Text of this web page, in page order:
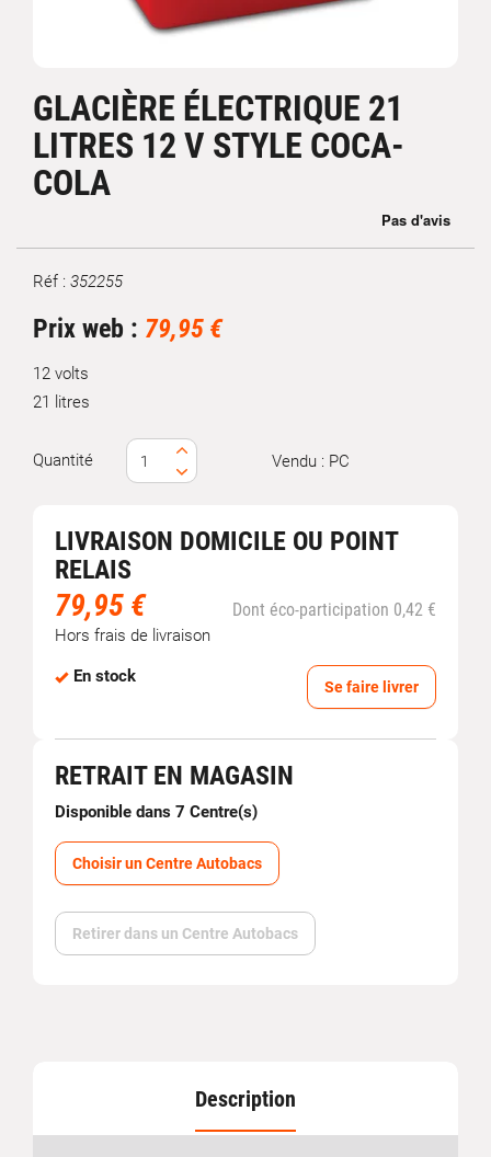
GLACIÈRE ÉLECTRIQUE 21
LITRES 12 V STYLE COCA-
COLA
Marque
Réf : 352255
Prix web : 79,95 €
12 volts
21 litres
Quantité Vendu : PC
LIVRAISON DOMICILE OU POINT
RELAIS
79,95 € Dont éco-participation 0,42 €
Hors frais de livraison
En stock
Se faire livrer
RETRAIT EN MAGASIN
Disponible dans 7 Centre(s)
Choisir un Centre Autobacs
Retirer dans un Centre Autobacs
Description